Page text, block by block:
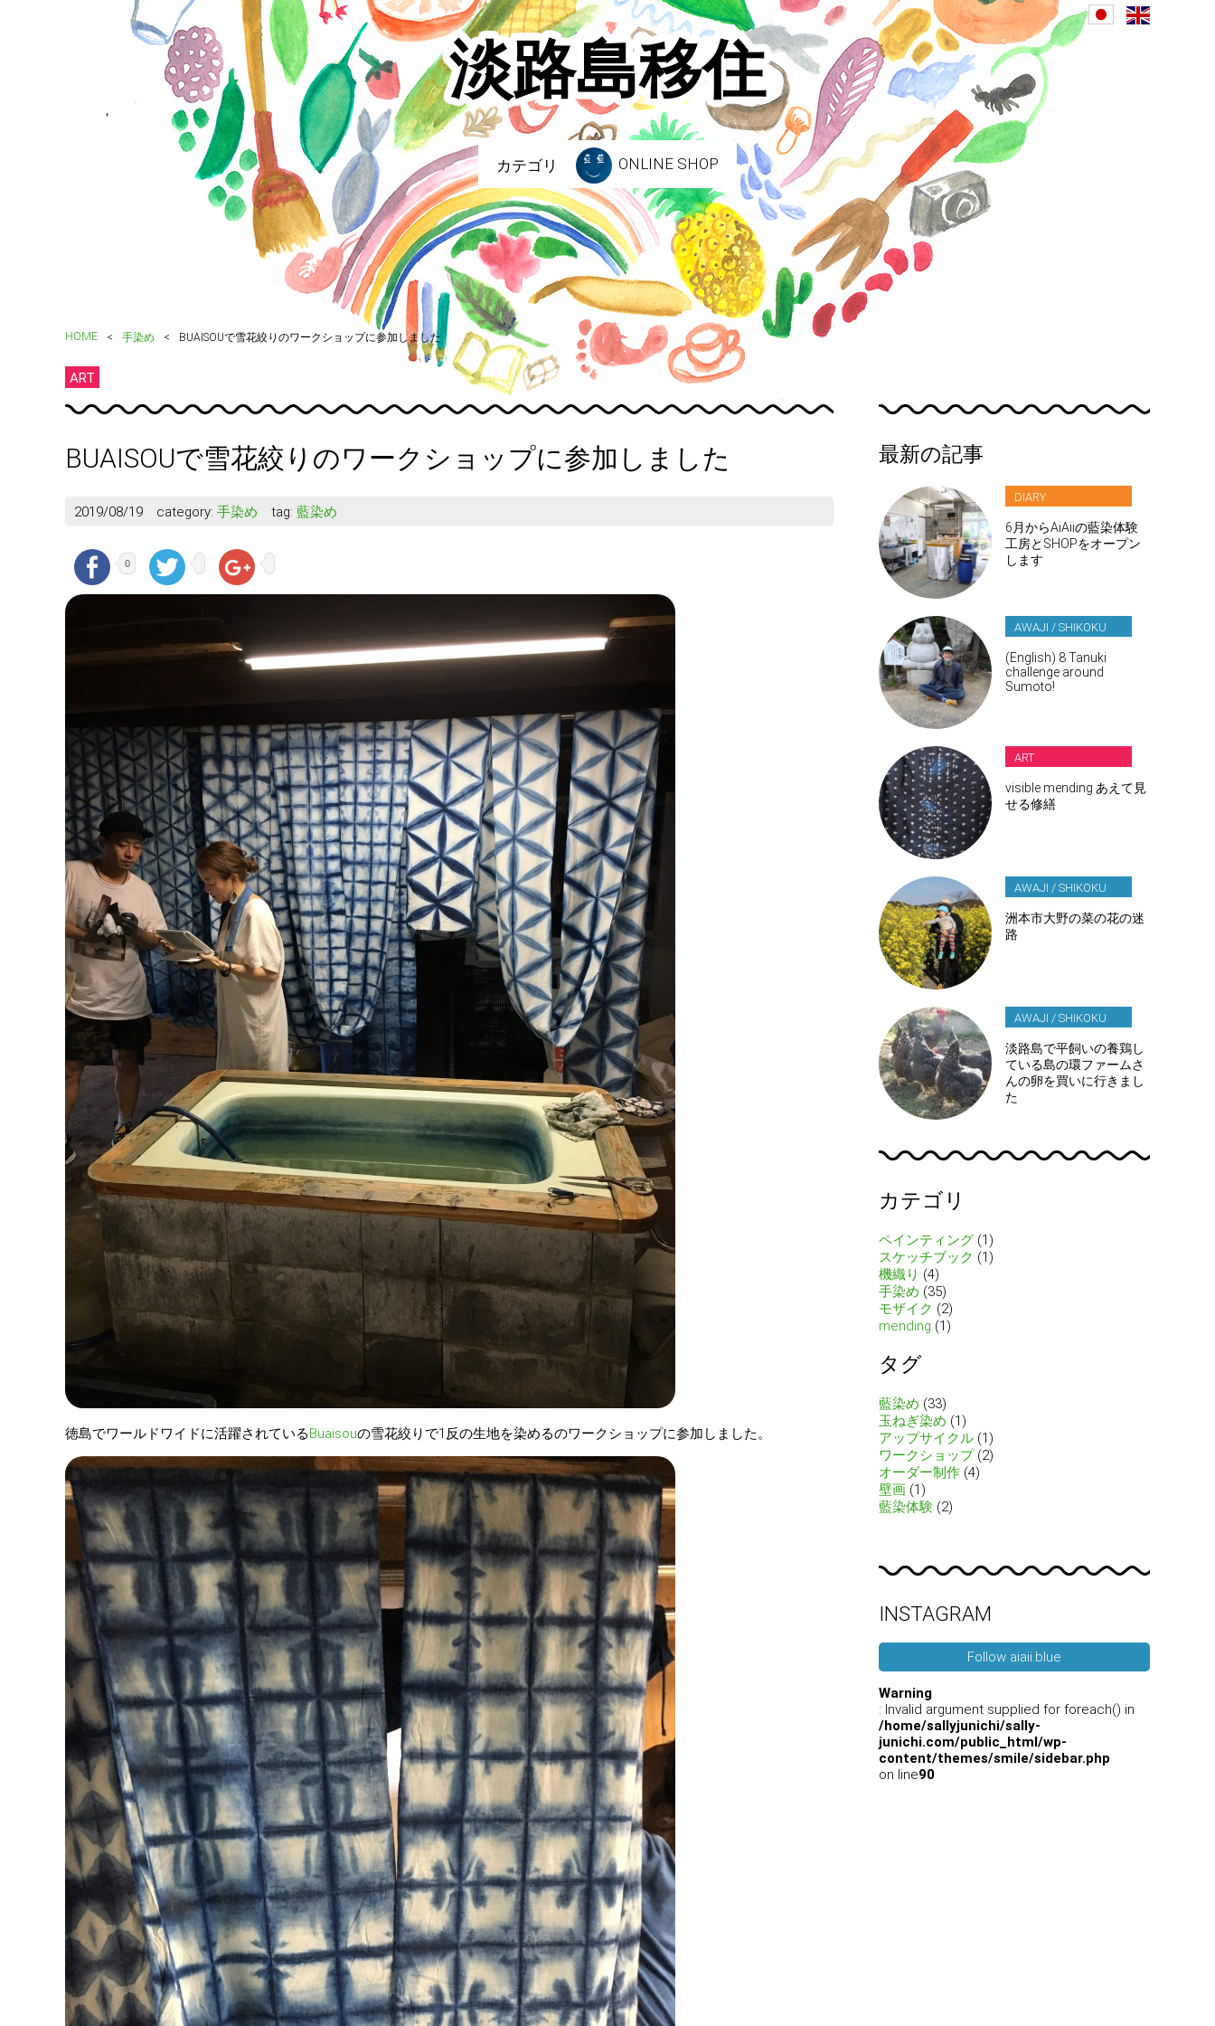
淡路島移住
カテゴリ ONLINE SHOP
HOME 手染め BUAISOUで雪花絞りのワークショップに参加しました
ART
BUAISOUで雪花絞りのワークショップに参加しました
2019/08/19 category: 手染め tag: 藍染め
0
徳島でワールドワイドに活躍されているBuaisouの雪花絞りで1反の生地を染めるのワークショップに参加しました。
最新の記事
DIARY
6月からAiAiiの藍染体験
工房とSHOPをオープン
します
AWAJI / SHIKOKU
(English) 8 Tanuki
challenge around
Sumoto!
ART
visible mending あえて見
せる修繕
AWAJI / SHIKOKU
洲本市大野の菜の花の迷
路
AWAJI / SHIKOKU
淡路島で平飼いの養鶏し
ている島の環ファームさ
んの卵を買いに行きまし
た
カテゴリ
ペインティング (1)
スケッチブック (1)
機織り (4)
手染め (35)
モザイク (2)
mending (1)
タグ
藍染め (33)
玉ねぎ染め (1)
アップサイクル (1)
ワークショップ(2)
オーダー制作 (4)
壁画 (1)
藍染体験 (2)
INSTAGRAM
Follow aiaii.blue
Warning
: Invalid argument supplied for foreach() in
/home/sallyjunichi/sally-
junichi.com/public_html/wp-
content/themes/smile/sidebar.php
on line90